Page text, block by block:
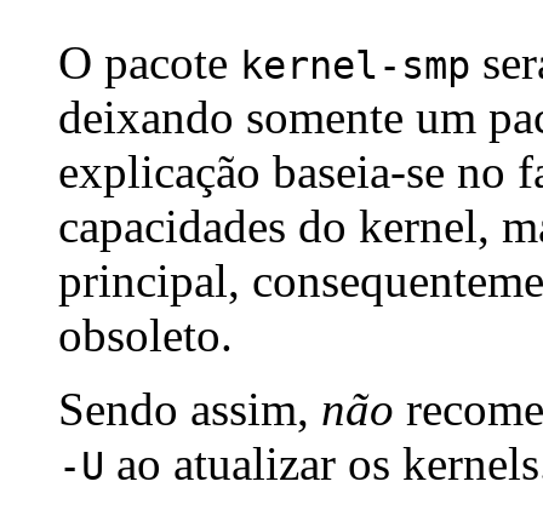
O pacote kernel-smp
deixando somente um
explicação baseia-se no
capacidades do kernel,
principal,
obsoleto.
Sendo assim, não
-U ao atualizar os